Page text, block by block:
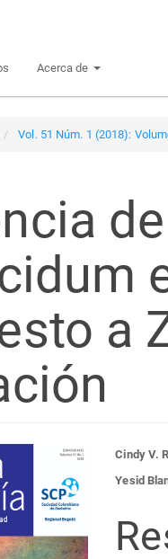
Acerca de
Vol. 51 Núm. 1 (2018):
a
Cindy V.
Yesid